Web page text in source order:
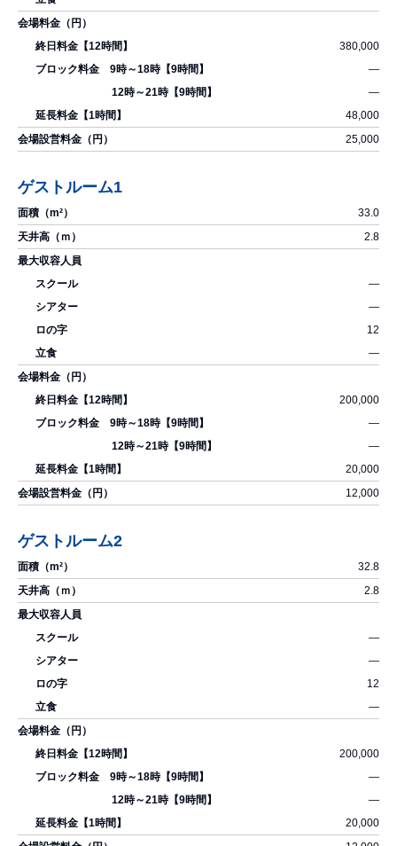
380,000
―
―
48,000
25,000
ゲストルーム1
33.0
2.8
―
―
12
―
200,000
―
―
20,000
12,000
ゲストルーム2
32.8
2.8
―
―
12
―
200,000
―
―
20,000